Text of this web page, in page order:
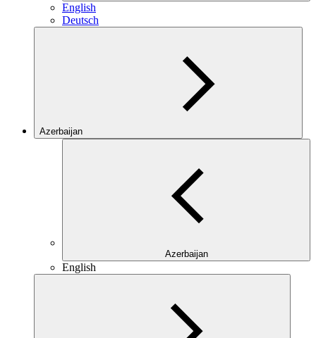
English
Deutsch
Azerbaijan
Azerbaijan
English